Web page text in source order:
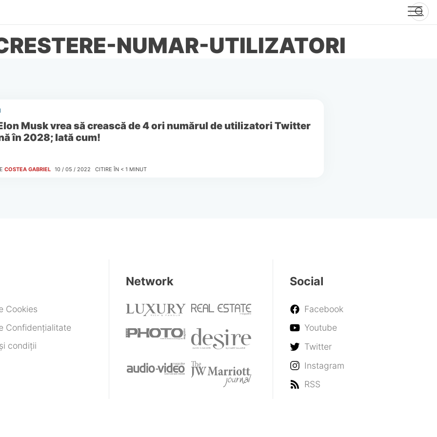
NUMAR-UTILIZATORI
Musk vrea să crească de 4 ori numărul de utilizatori Twitter
în 2028; Iată cum!
COSTEA GABRIEL 10 / 05 / 2022 CITIRE ÎN < 1 MINUT
Cookies
Confidențialitate
condiții
Network Social
Facebook
Youtube
Twitter
Instagram
RSS